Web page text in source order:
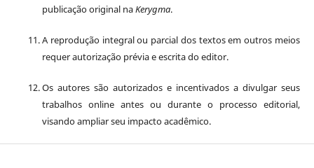
publicação original naKerygma.
A reprodução integral ou parcial dos textos em outros meios
requer autorização prévia e escrita do editor.
Os autores são autorizados e incentivados a divulgar seus
trabalhos online antes ou durante o processo editorial,
visando ampliar seu impacto acadêmico.